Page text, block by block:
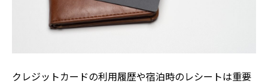
クレジットカードの利用履歴や宿泊時のレシートは重要